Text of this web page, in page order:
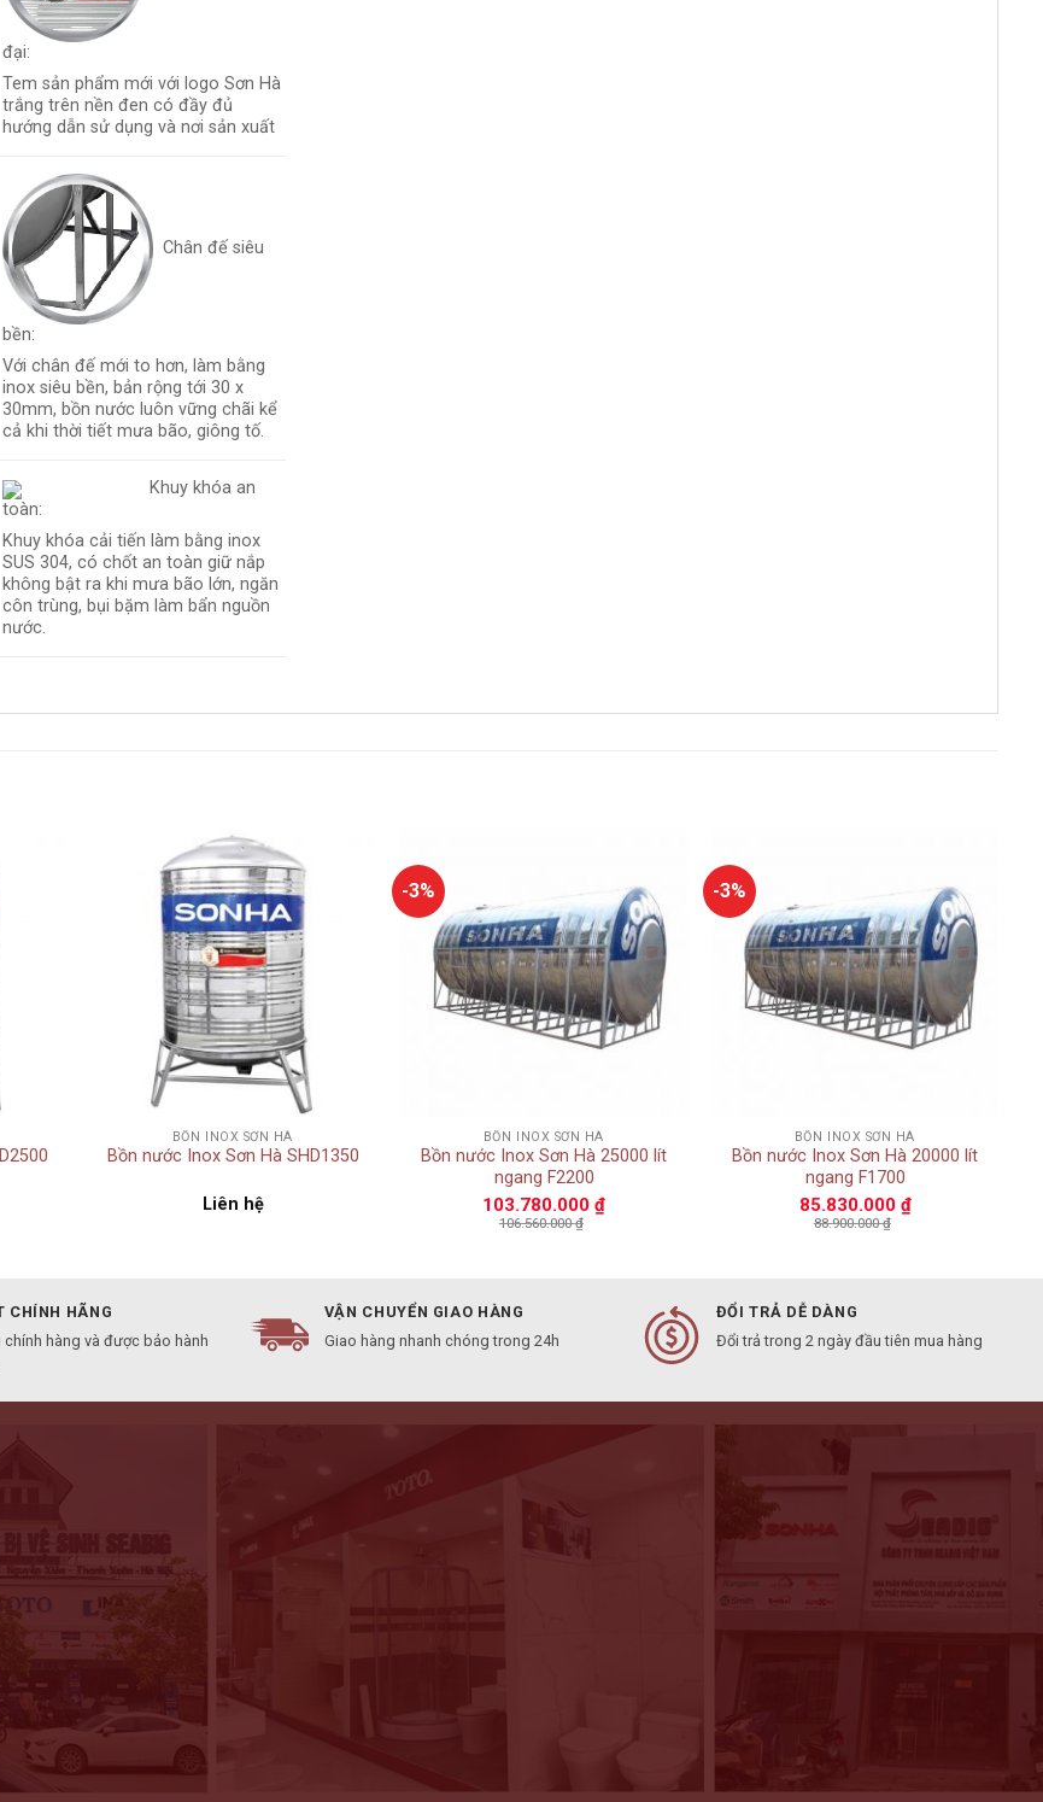
đại:
Tem sản phẩm mới với logo Sơn Hà
trắng trên nền đen có đầy đủ
hướng dẫn sử dụng và nơi sản xuất
Chân đế siêu
bền:
Với chân đế mới to hơn, làm bằng
inox siêu bền, bản rộng tới 30 x
30mm, bồn nước luôn vững chãi kể
cả khi thời tiết mưa bão, giông tố.
Khuy khóa an
toàn:
Khuy khóa cải tiến làm bằng inox
SUS 304, có chốt an toàn giữ nắp
không bật ra khi mưa bão lớn, ngăn
côn trùng, bụi bặm làm bẩn nguồn
nước.
BỒN INOX SƠN HÀ
Bồn nước Inox Sơn Hà SHD1350
Liên hệ
-3%
Add to
wishlist
BỒN INOX SƠN HÀ
Bồn nước Inox Sơn Hà 25000 lít
ngang F2200
103.780.000 ₫
106.560.000₫
-3%
Add to
wishlist
BỒN INOX SƠN HÀ
Bồn nước Inox Sơn Hà 20000 lít
ngang F1700
85.830.000 ₫
88.900.000₫
CHÍNH HÃNG
chính hàng và được bảo hành
VẬN CHUYỂN GIAO HÀNG
Giao hàng nhanh chóng trong 24h
ĐỔI TRẢ DỄ DÀNG
Đổi trả trong 2 ngày đầu tiên mua hàng